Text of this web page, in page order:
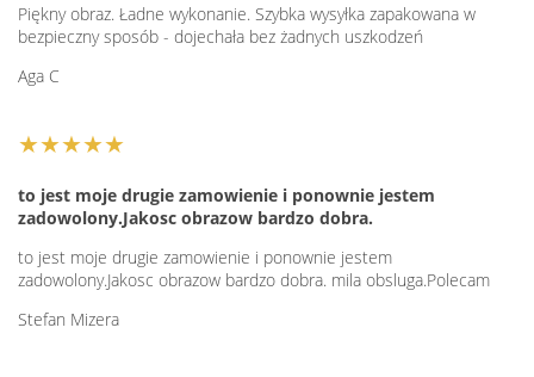
Piękny obraz. Ładne wykonanie. Szybka wysyłka zapakowana w
bezpieczny sposób - dojechała bez żadnych uszkodzeń
Aga C
★★★★★
to jest moje drugie zamowienie i ponownie jestem
zadowolony.Jakosc obrazow bardzo dobra.
to jest moje drugie zamowienie i ponownie jestem
zadowolony.Jakosc obrazow bardzo dobra. mila obsluga.Polecam
Stefan Mizera